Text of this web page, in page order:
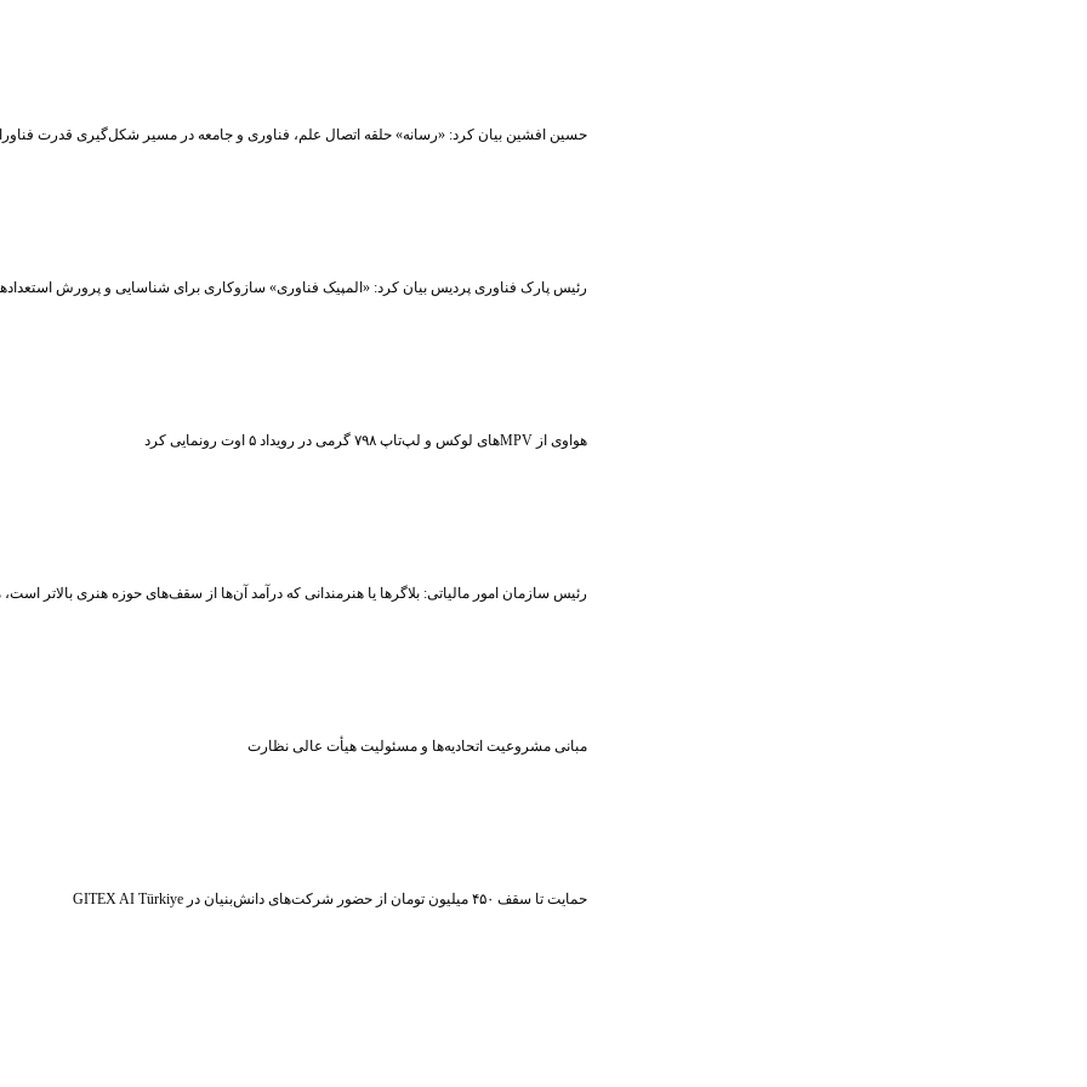
حسین افشین بیان کرد: «رسانه» حلقه اتصال علم، فناوری و جامعه در مسیر شکل‌گیری قدرت
رئیس پارک فناوری پردیس بیان کرد: «المپیک فناوری» سازوکاری برای شناسایی و پرورش
هواوی از MPVهای لوکس و لپ‌تاپ ۷۹۸ گرمی در رویداد ۵ اوت رونمایی کرد
رئیس سازمان امور مالیاتی: بلاگر‌ها یا هنرمندانی که درآمد آن‌ها از سقف‌های حوزه هنری بالاتر
مبانی مشروعیت اتحادیه‌ها و مسئولیت هیأت عالی نظارت
حمایت تا سقف ۴۵۰ میلیون تومان از حضور شرکت‌های دانش‌بنیان در GITEX AI Türkiye